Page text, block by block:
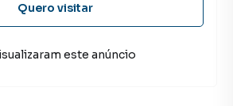
Quero visitar
este anúncio